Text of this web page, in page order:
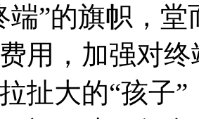
端”的旗帜，
用，加强对
扯大的“孩子